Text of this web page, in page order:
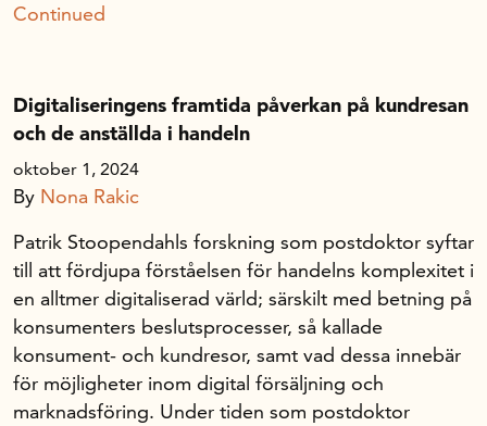
Continued
Digitaliseringens framtida påverkan på kundresan
och de anställda i handeln
oktober 1, 2024
By Nona Rakic
Patrik Stoopendahls forskning som postdoktor syftar
till att fördjupa förståelsen för handelns komplexitet i
en alltmer digitaliserad värld; särskilt med betning på
konsumenters beslutsprocesser, så kallade
konsument- och kundresor, samt vad dessa innebär
för möjligheter inom digital försäljning och
marknadsföring. Under tiden som postdoktor